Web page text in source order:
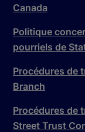
Canada
Politique
pourriels de
Procédures de
Branch
Procédures de
Street Trust